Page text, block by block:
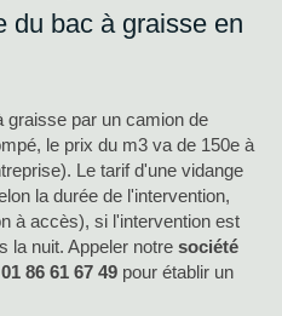
du bac à graisse en
graisse par un camion de
le prix du m3 va de 150e à
Le tarif d'une vidange
la durée de l'intervention,
à accès), si l'intervention est
la nuit. Appeler notre société
01 86 61 67 49 pour établir un